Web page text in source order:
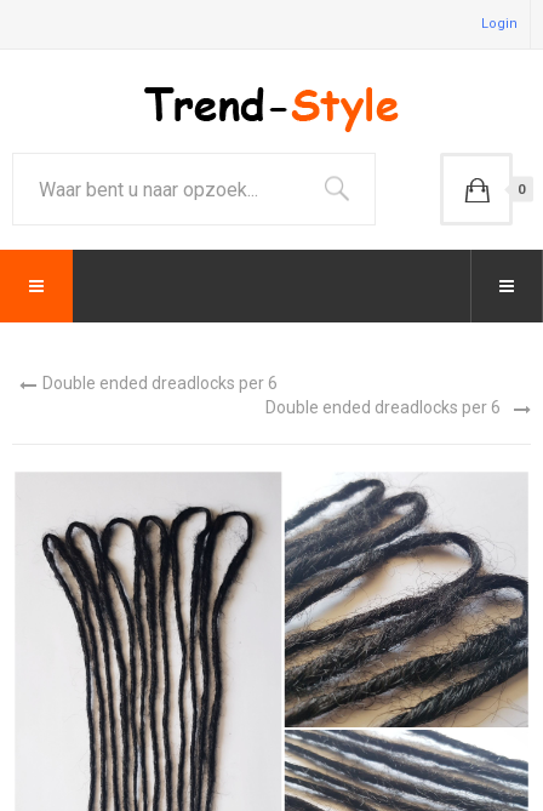
Login
0
Double ended dreadlocks per 6
Double ended dreadlocks per 6